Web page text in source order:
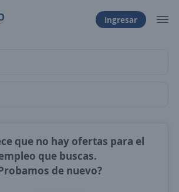
Ingresar
que no hay ofertas para el
que buscas.
de nuevo?